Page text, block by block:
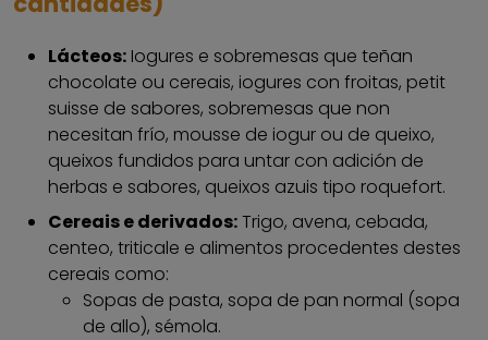
Lácteos: Iogures e sobremesas que teñan
chocolate ou cereais, iogures con froitas, petit
suisse de sabores, sobremesas que non
necesitan frío, mousse de iogur ou de queixo,
queixos fundidos para untar con adición de
herbas e sabores, queixos azuis tipo roquefort.
Cereais e derivados:Trigo, avena, cebada,
centeo, triticale e alimentos procedentes destes
cereais como:
Sopas de pasta, sopa de pan normal (sopa
de allo), sémola.